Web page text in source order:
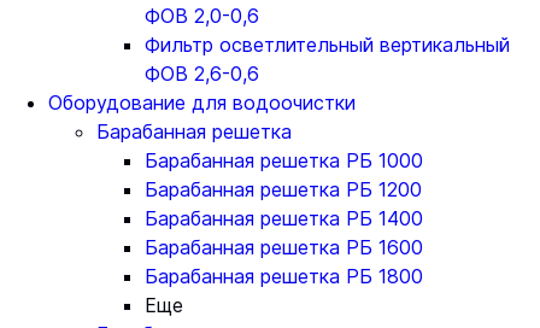
ФОВ 2,0-0,6
Фильтр осветлительный вертикальный
ФОВ 2,6-0,6
Оборудование для водоочистки
Барабанная решетка
Барабанная решетка РБ 1000
Барабанная решетка РБ 1200
Барабанная решетка РБ 1400
Барабанная решетка РБ 1600
Барабанная решетка РБ 1800
Еще